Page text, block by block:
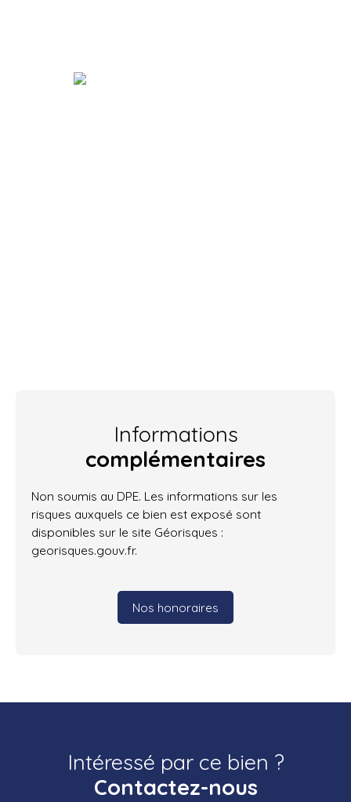
Informations
complémentaires
Non soumis au DPE. Les informations sur les
risques auxquels ce bien est exposé sont
disponibles sur le site Géorisques :
georisques.gouv.fr.
Nos honoraires
Intéressé par ce bien ?
Contactez-nous